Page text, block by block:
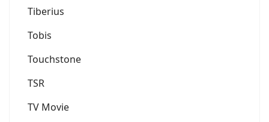
Tiberius
Tobis
Touchstone
TSR
TV Movie